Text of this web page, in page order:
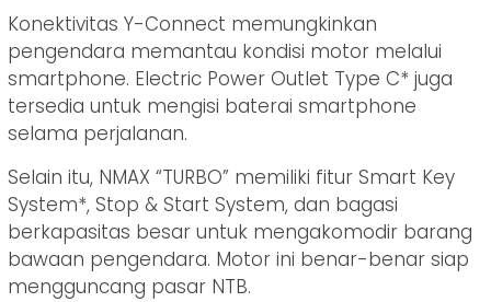
Konektivitas Y-Connect memungkinkan
pengendara memantau kondisi motor melalui
smartphone. Electric Power Outlet Type C* juga
tersedia untuk mengisi baterai smartphone
selama perjalanan.
Selain itu, NMAX “TURBO” memiliki fitur Smart Key
System*, Stop & Start System, dan bagasi
berkapasitas besar untuk mengakomodir barang
bawaan pengendara. Motor ini benar-benar siap
mengguncang pasar NTB.